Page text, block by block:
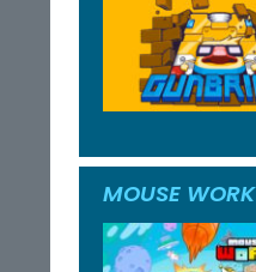
MOUSE WORK